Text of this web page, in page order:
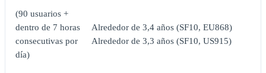
(90 usuarios +
dentro de 7 horas
consecutivas por
día)
Alrededor de 3,4 años (SF10, EU868)
Alrededor de 3,3 años (SF10, US915)